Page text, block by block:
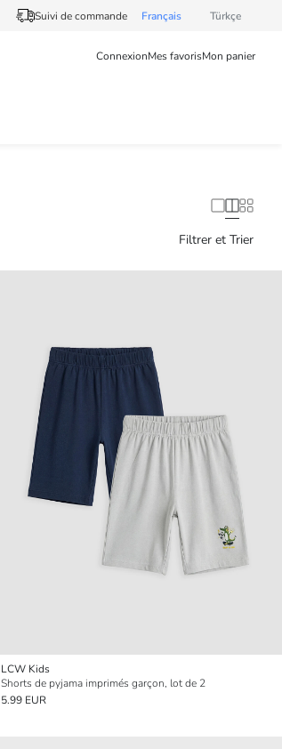
Suivi de commande Français Türkçe
ConnexionMes favorisMon panier
Filtrer et Trier
LCW Kids
Shorts de pyjama imprimés garçon, lot de 2
5.99 EUR